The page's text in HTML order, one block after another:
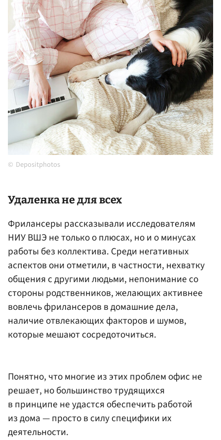
Depositphotos
Удаленка не для всех
Фрилансеры рассказывали исследователям
НИУ ВШЭ не только о плюсах, но и о минусах
работы без коллектива. Среди негативных
аспектов они отметили, в частности, нехватку
общения с другими людьми, непонимание со
стороны родственников, желающих активнее
вовлечь фрилансеров в домашние дела,
наличие отвлекающих факторов и шумов,
которые мешают сосредоточиться.
Понятно, что многие из этих проблем офис не
решает, но большинство трудящихся
в принципе не удастся обеспечить работой
из дома — просто в силу специфики их
деятельности.